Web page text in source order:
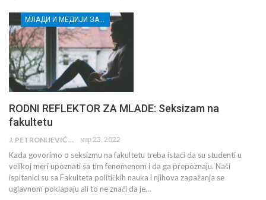
RODNI REFLEKTOR ZA MLADE: Seksizam na
fakultetu
J. PETRONIJEVIĆ мар 23, 2022
Kada govorimo o seksizmu na fakultetu treba istaći da su studenti u
velikoj meri upoznati sa tim fenomenom i da ga prepoznaju. Naši
ispitanici su sa Fakulteta političkih nauka i njihova zapažanja se
uglavnom poklapaju ali to ne znači da je…